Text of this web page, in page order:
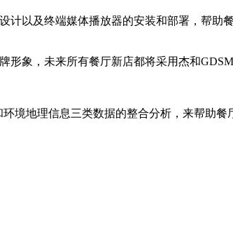
计以及终端媒体播放器的安装和部署，帮助
象，未来所有餐厅新店都将采用杰和GDSM
境地理信息三类数据的整合分析，来帮助餐